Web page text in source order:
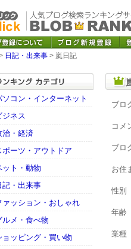
日記・出来事 > 嵐日記
ソコン・インターネット
ジネス
治・経済
ポーツ・アウトドア
ット・動物
記・出来事
ァッション・おしゃれ
ルメ・食べ物
ョッピング・買い物
ブロ
コメ
ブロ
お住
性別
年齢
業種